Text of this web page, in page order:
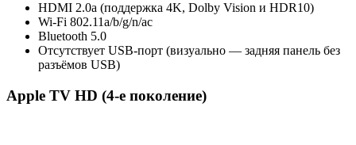
HDMI 2.0a (поддержка 4K, Dolby Vision и HDR10)
Wi‑Fi 802.11a/b/g/n/ac
Bluetooth 5.0
Отсутствует USB‑порт (визуально — задняя панель без
разъёмов USB)
Apple TV HD (4‑е поколение)